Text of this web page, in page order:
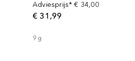
Adviesprijs* € 34,00
€ 31,99
9 g